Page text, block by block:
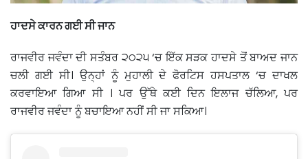
ਹਾਦਸੇ ਕਾਰਨ ਗਈ ਸੀ ਜਾਨ
ਰਾਜਵੀਰ ਜਵੰਦਾ ਦੀ ਸਤੰਬਰ ੨੦੨੫ ‘ਚ ਇੱਕ ਸੜਕ ਹਾਦਸੇ ਤੋਂ ਬਾਅਦ ਜਾਨ
ਚਲੀ ਗਈ ਸੀ। ਉਨ੍ਹਾਂ ਨੂੰ ਮੁਹਾਲੀ ਦੇ ਫੋਰਟਿਸ ਹਸਪਤਾਲ ‘ਚ ਦਾਖਲ
ਕਰਵਾਇਆ ਗਿਆ ਸੀ । ਪਰ ਉੱਥੇ ਕਈ ਦਿਨ ਇਲਾਜ ਚੱਲਿਆ, ਪਰ
ਰਾਜਵੀਰ ਜਵੰਦਾ ਨੂੰ ਬਚਾਇਆ ਨਹੀਂ ਸੀ ਜਾ ਸਕਿਆ।